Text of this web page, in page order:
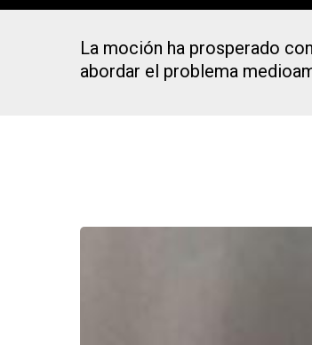
La moción ha prosperado
abordar el problema